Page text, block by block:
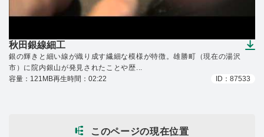
秋田銀線細工
（ダウンロードできます）
銀の輝きと細い線が織り成す繊細な模様が特徴。雄勝町（現在の湯沢
市）に院内銀山が発見されたことや歴...
容量：121MB再生時間：02:22 ID：87533
このページの現在位置